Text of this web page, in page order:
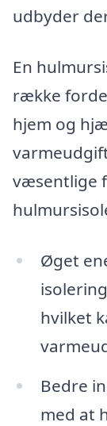
udbyder
En
række
hjem og
væsentlige
Øget
hvilket
Bedre
med at